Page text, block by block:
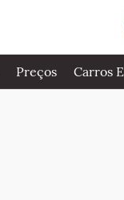
Preços Carros